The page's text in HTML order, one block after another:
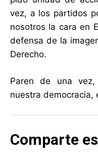
vez, a los partidos
nosotros la cara en
defensa de la
Derecho.
Paren de una
nuestra democracia,
Comparte